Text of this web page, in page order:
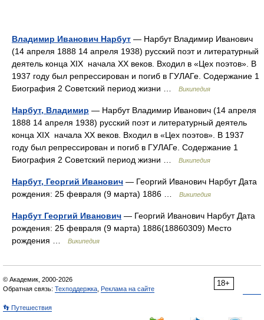
Владимир Иванович Нарбут — Нарбут Владимир Иванович
(14 апреля 1888 14 апреля 1938) русский поэт и литературный
деятель конца XIX начала XX веков. Входил в «Цех поэтов». В
1937 году был репрессирован и погиб в ГУЛАГе. Содержание 1
Биография 2 Советский период жизни …
Википедия
Нарбут, Владимир — Нарбут Владимир Иванович (14 апреля
1888 14 апреля 1938) русский поэт и литературный деятель
конца XIX начала XX веков. Входил в «Цех поэтов». В 1937
году был репрессирован и погиб в ГУЛАГе. Содержание 1
Биография 2 Советский период жизни …
Википедия
Нарбут, Георгий Иванович — Георгий Иванович Нарбут Дата
рождения: 25 февраля (9 марта) 1886 …
Википедия
Нарбут Георгий Иванович — Георгий Иванович Нарбут Дата
рождения: 25 февраля (9 марта) 1886(18860309) Место
рождения …
Википедия
18+
© Академик, 2000-2026
Обратная связь: Техподдержка Реклама на сайте
👣 Путешествия